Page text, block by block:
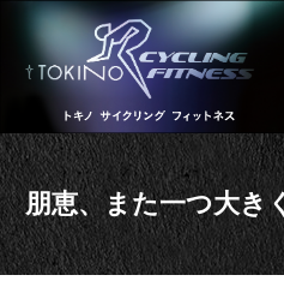
朋恵、また一つ大き